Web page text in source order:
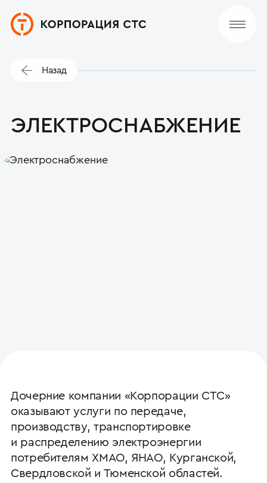
Назад
ЭЛЕКТРО­СНАБЖЕНИЕ
Дочерние компании «Корпорации СТС»
оказывают услуги по передаче,
производству, транспортировке
и распределению электроэнергии
потребителям ХМАО, ЯНАО, Курганской,
Свердловской и Тюменской областей.